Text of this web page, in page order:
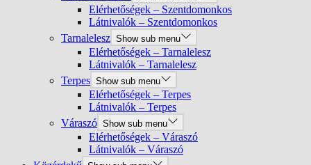
Elérhetőségek – Szentdomonkos
Látnivalók – Szentdomonkos
Tarnalelesz Show sub menu
Elérhetőségek – Tarnalelesz
Látnivalók – Tarnalelesz
Terpes Show sub menu
Elérhetőségek – Terpes
Látnivalók – Terpes
Váraszó Show sub menu
Elérhetőségek – Váraszó
Látnivalók – Váraszó